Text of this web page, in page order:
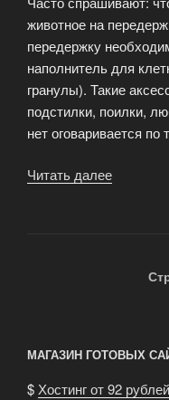
животное на
передержку
наполнитель для
гранулы). Такие
подстилки, поилки,
нет оговаривается по
Читать далее
МАГАЗИН ГОТОВЫХ
$ Хостинг от 92 рублей